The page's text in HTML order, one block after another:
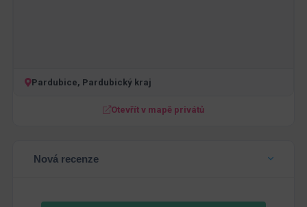
Pardubice, Pardubický kraj
Otevřít v mapě privátů
Nová recenze